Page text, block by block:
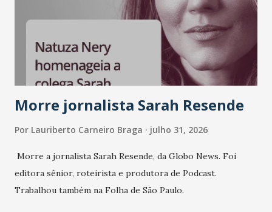
Morre jornalista Sarah Resende
Por Lauriberto Carneiro Braga julho 31, 2026
Morre a jornalista Sarah Resende, da Globo News. Foi
editora sênior, roteirista e produtora de Podcast.
Trabalhou também na Folha de São Paulo.